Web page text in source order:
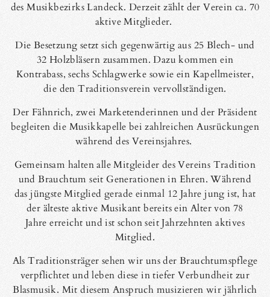
des Musikbezirks Landeck. Derzeit zählt der Verein ca. 70
aktive Mitglieder.
Die Besetzung setzt sich gegenwärtig aus 25 Blech- und
32 Holzbläsern zusammen. Dazu kommen ein
Kontrabass, sechs Schlagwerke sowie ein Kapellmeister,
die den Traditionsverein vervollständigen.
Der Fähnrich, zwei Marketenderinnen und der Präsident
begleiten die Musikkapelle bei zahlreichen Ausrückungen
während des Vereinsjahres.
Gemeinsam halten alle Mitgleider des Vereins Tradition
und Brauchtum seit Generationen in Ehren. Während
das jüngste Mitglied gerade einmal 12 Jahre jung ist, hat
der älteste aktive Musikant bereits ein Alter von 78
Jahre erreicht und ist schon seit Jahrzehnten aktives
Mitglied.
Als Traditionsträger sehen wir uns der Brauchtumspflege
verpflichtet und leben diese in tiefer Verbundheit zur
Blasmusik. Mit diesem Anspruch musizieren wir jährlich